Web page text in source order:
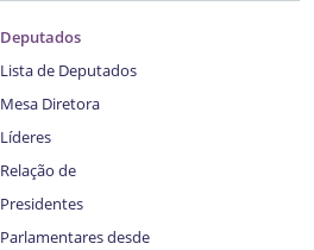
Deputados
Lista de Deputados
Mesa Diretora
Líderes
Relação de
Presidentes
Parlamentares desde